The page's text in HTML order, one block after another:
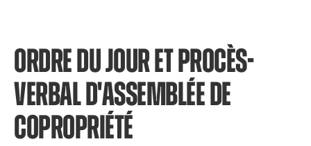
ORDRE DU JOUR ET PROCÈS-
VERBAL D'ASSEMBLÉE DE
COPROPRIÉTÉ